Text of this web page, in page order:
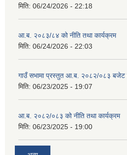
मिति: 06/24/2026 - 22:18
आ.ब. २०८३/८४ को नीति तथा कार्यक्रम
मिति: 06/24/2026 - 22:03
गाउँ सभामा प्रस्तुत आ.ब. २०८२/०८३ बजेट
मिति: 06/23/2025 - 19:07
आ.ब. २०८२/०८३ को नीति तथा कार्यक्रम
मिति: 06/23/2025 - 19:00